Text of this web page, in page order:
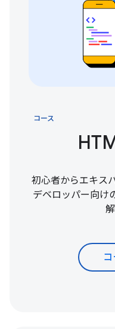
コース
初心者からエキス
デベロッパー向け